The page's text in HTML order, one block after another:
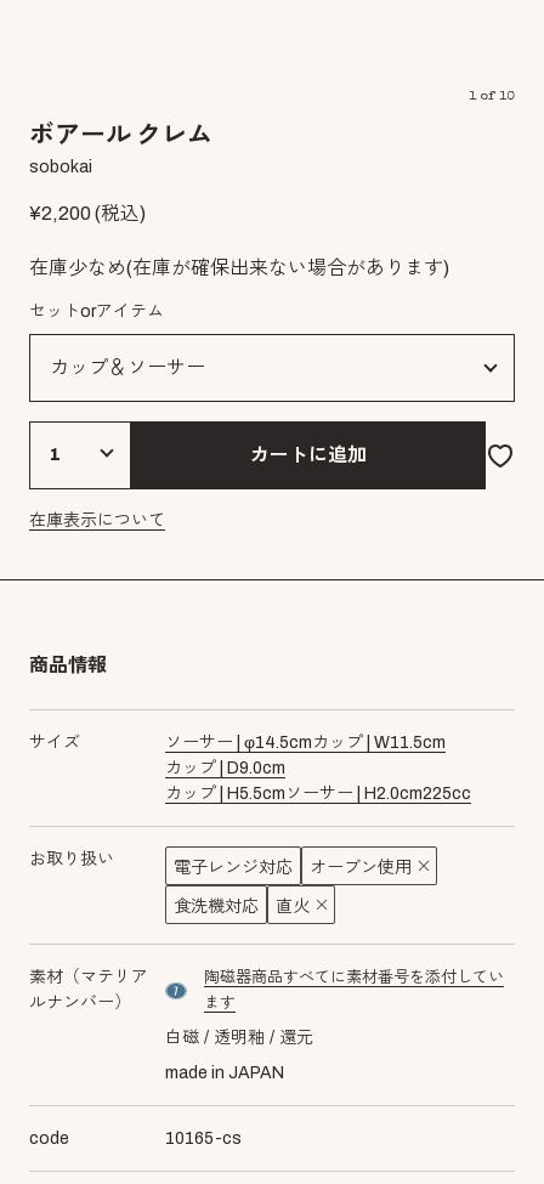
1of 10
ボアール クレム
sobokai
¥2,200(税込)
在庫少なめ(在庫が確保出来ない場合があります)
セットorアイテム
カートに追加
在庫表示について
商品情報
サイズ ソーサー | φ14.5cm カップ | W11.5cm
カップ |
D9.0cm
カップ |
H5.5cm ソーサー | H2.0cm225cc
お取り扱い 電子レンジ対応 オーブン使用
食洗機対応 直火
素材（マテリア
ルナンバー）
material number7
陶磁器商品すべてに素材番号を添付してい
ます
白磁 透明釉
還元
made in JAPAN
code 10165-cs